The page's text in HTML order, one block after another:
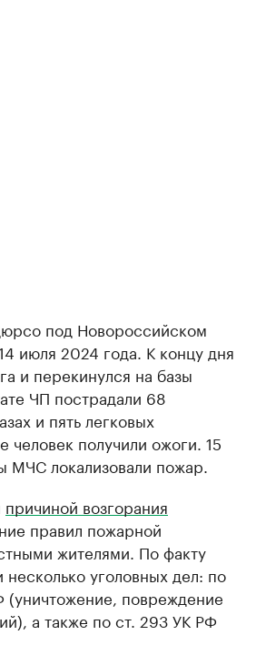
под Новороссийском
июля 2024 года. К концу дня
и перекинулся на базы
ЧП пострадали 68
и пять легковых
человек получили ожоги. 15
МЧС локализовали пожар.
причиной возгорания
правил пожарной
жителями. По факту
несколько уголовных дел: по
(уничтожение, повреждение
а также по ст. 293 УК РФ